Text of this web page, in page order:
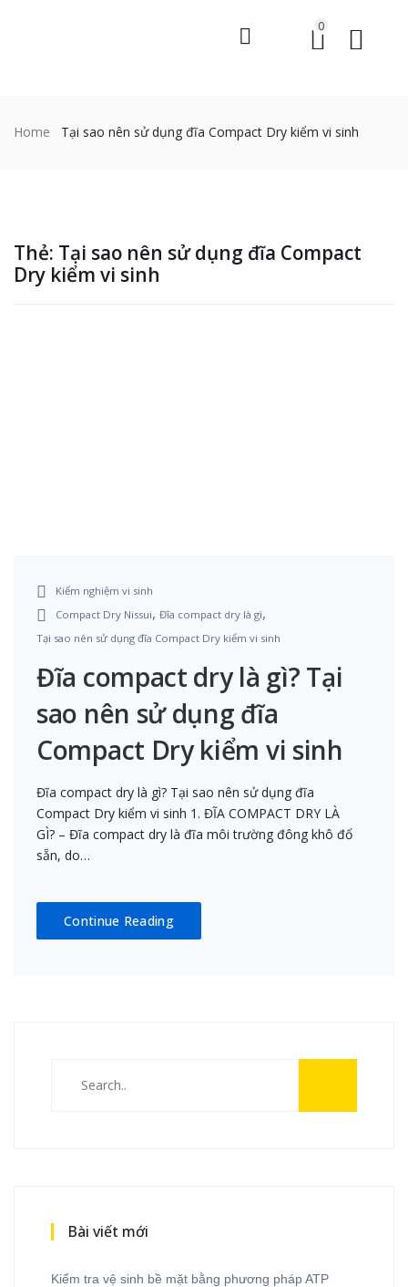
0
Home Tại sao nên sử dụng đĩa Compact Dry kiểm vi sinh
Thẻ: Tại sao nên sử dụng đĩa Compact
Dry kiểm vi sinh
Kiểm nghiệm vi sinh
Compact Dry Nissui, Đĩa compact dry là gì,
Tại sao nên sử dụng đĩa Compact Dry kiểm vi sinh
Đĩa compact dry là gì? Tại
sao nên sử dụng đĩa
Compact Dry kiểm vi sinh
Đĩa compact dry là gì? Tại sao nên sử dụng đĩa
Compact Dry kiểm vi sinh 1. ĐĨA COMPACT DRY LÀ
GÌ? – Đĩa compact dry là đĩa môi trường đông khô đổ
sẵn, do…
Continue Reading
Bài viết mới
Kiểm tra vệ sinh bề mặt bằng phương pháp ATP